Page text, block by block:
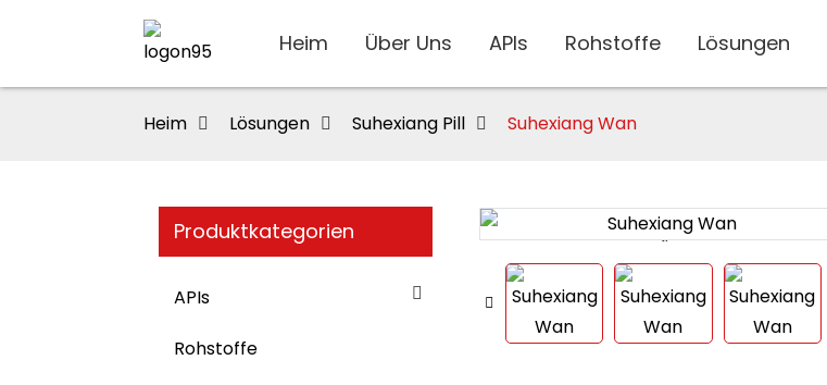
Heim Über Uns APIs Rohstoffe Lösungen
Heim Lösungen Suhexiang Pill Suhexiang Wan
Produktkategorien
APIs
Rohstoffe
Loading...
Loading... Loading...
Loading...